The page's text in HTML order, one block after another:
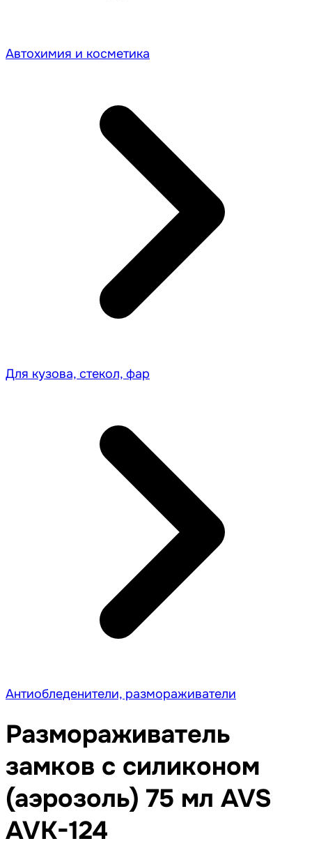
Автохимия и косметика
Для кузова, стекол, фар
Антиобледенители, размораживатели
Размораживатель
замков с силиконом
(аэрозоль) 75 мл AVS
AVK-124